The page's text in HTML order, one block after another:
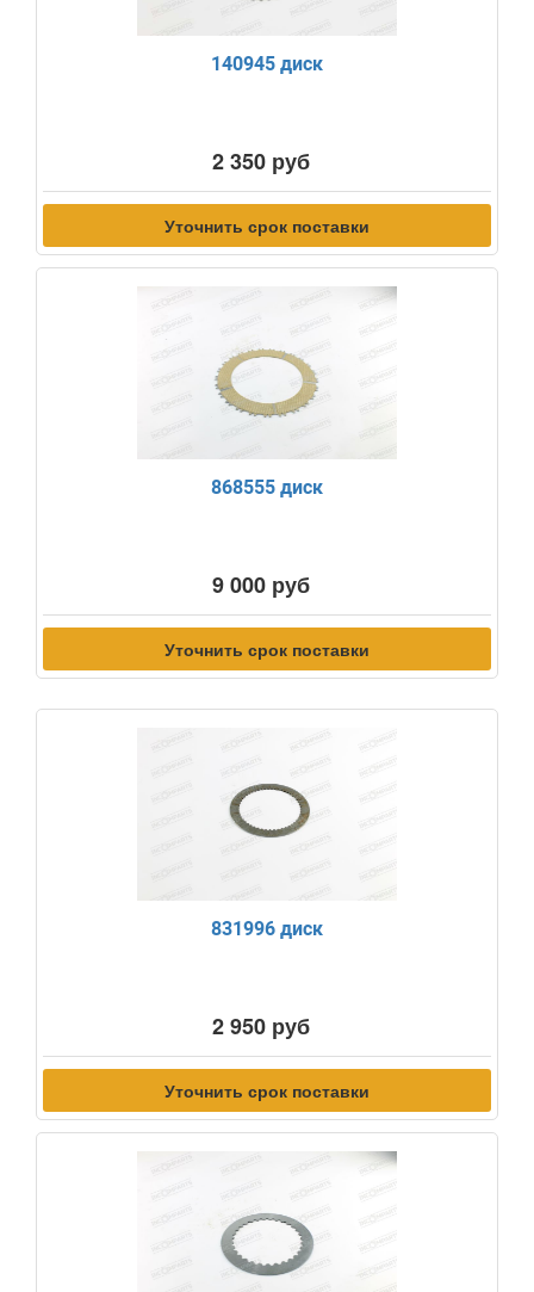
140945 диск
2 350 руб
Уточнить срок поставки
868555 диск
9 000 руб
Уточнить срок поставки
831996 диск
2 950 руб
Уточнить срок поставки